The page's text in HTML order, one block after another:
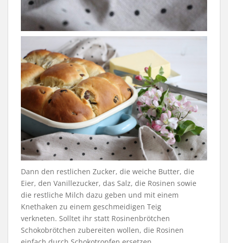
Dann den restlichen Zucker, die weiche Butter, die
Eier, den Vanillezucker, das Salz, die Rosinen sowie
die restliche Milch dazu geben und mit einem
Knethaken zu einem geschmeidigen Teig
verkneten. Solltet ihr statt Rosinenbrötchen
Schokobrötchen zubereiten wollen, die Rosinen